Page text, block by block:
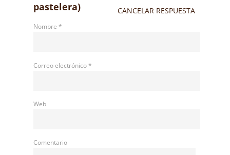
pastelera)
CANCELAR RESPUESTA
Nombre *
Correo electrónico*
Web
Comentario